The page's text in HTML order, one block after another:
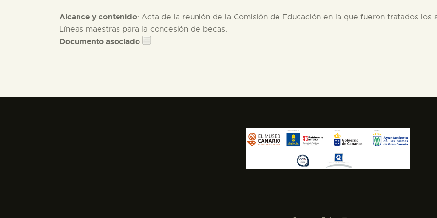
Alcance y contenido: Acta de la reunión de la Comisión de Educación en la que fueron tratados los
Líneas maestras para la concesión de becas.
Documento asociado